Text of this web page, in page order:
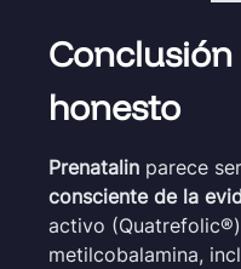
honesto
Prenatalin parece
consciente de la
activo
metilcobalamina,